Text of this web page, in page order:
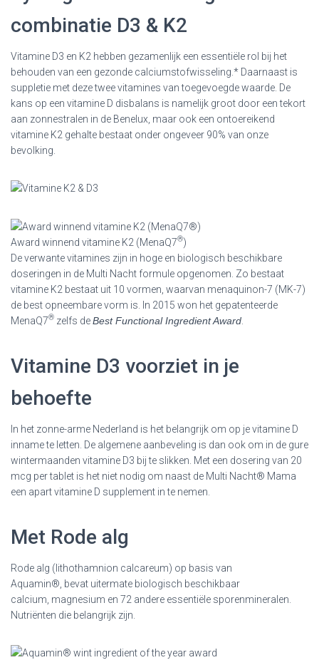
combinatie D3 & K2
Vitamine D3 en K2 hebben gezamenlijk een essentiële rol bij het
behouden van een gezonde calciumstofwisseling.* Daarnaast is
suppletie met deze twee vitamines van toegevoegde waarde. De
kans op een vitamine D disbalans is namelijk groot door een tekort
aan zonnestralen in de Benelux, maar ook een ontoereikend
vitamine K2 gehalte bestaat onder ongeveer 90% van onze
bevolking.
Award winnend vitamine K2 (MenaQ7®)
De verwante vitamines zijn in hoge en biologisch beschikbare
doseringen in de Multi Nacht formule opgenomen. Zo bestaat
vitamine K2 bestaat uit 10 vormen, waarvan menaquinon-7 (MK-7)
de best opneembare vorm is. In 2015 won het gepatenteerde
MenaQ7® zelfs deBest Functional Ingredient Award
Vitamine D3 voorziet in je
behoefte
In het zonne-arme Nederland is het belangrijk om op je vitamine D
inname te letten. De algemene aanbeveling is dan ook om in de gure
wintermaanden vitamine D3 bij te slikken. Met een dosering van 20
mcg per tablet is het niet nodig om naast de Multi Nacht® Mama
een apart vitamine D supplement in te nemen.
Met Rode alg
Rode alg (lithothamnion calcareum) op basis van
Aquamin®, bevat uitermate biologisch beschikbaar
calcium, magnesium en 72 andere essentiële sporenmineralen.
Nutriënten die belangrijk zijn.